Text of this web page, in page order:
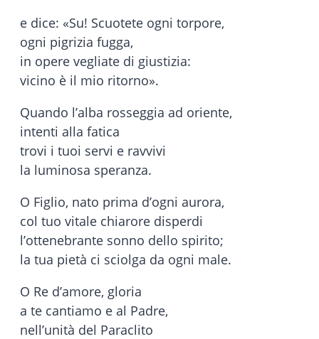
e dice: «Su! Scuotete ogni torpore,
ogni pigrizia fugga,
in opere vegliate di giustizia:
vicino è il mio ritorno».
Quando l’alba rosseggia ad oriente,
intenti alla fatica
trovi i tuoi servi e ravvivi
la luminosa speranza.
O Figlio, nato prima d’ogni aurora,
col tuo vitale chiarore disperdi
l’ottenebrante sonno dello spirito;
la tua pietà ci sciolga da ogni male.
O Re d’amore, gloria
a te cantiamo e al Padre,
nell’unità del Paraclito